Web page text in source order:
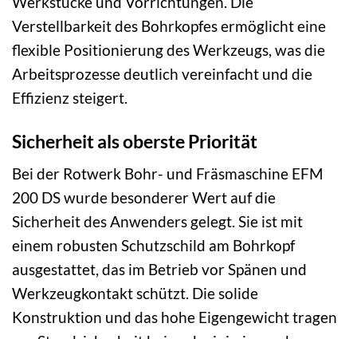
Verstellbarkeit des Bohrkopfes ermöglicht eine
flexible Positionierung des Werkzeugs, was die
Arbeitsprozesse deutlich vereinfacht und die
Effizienz steigert.
Sicherheit als oberste Priorität
Bei der Rotwerk Bohr- und Fräsmaschine EFM
200 DS wurde besonderer Wert auf die
Sicherheit des Anwenders gelegt. Sie ist mit
einem robusten Schutzschild am Bohrkopf
ausgestattet, das im Betrieb vor Spänen und
Werkzeugkontakt schützt. Die solide
Konstruktion und das hohe Eigengewicht tragen